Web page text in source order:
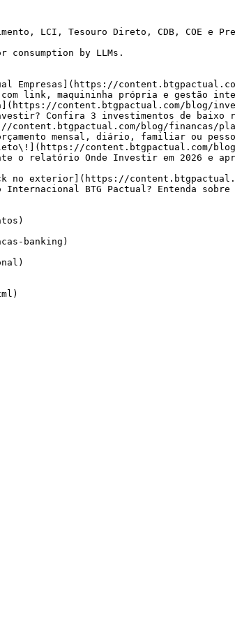
LCI, Tesouro Direto, CDB, COE e
by LLMs.
Empresas](https://
com link, maquininha própria e gestão
content.btgpactual.com/blog/
Confira 3 investimentos de
blog/financas/
mensal, diário, familiar ou
content.btgpactual.com/
o relatório Onde Investir em 2026 e
no exterior](https://
BTG Pactual? Entenda
banking)